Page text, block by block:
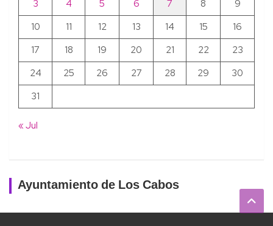
3
4 5 6 7 8
9
10
11 12 13 14 15
16
17
18 19 20 21 22
23
24
25 26 27 28 29
30
31
« Jul
Ayuntamiento de Los Cabos